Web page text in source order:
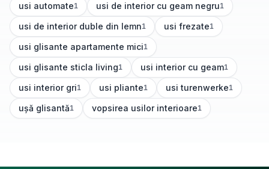
usi automate
(1articole) 1 usi de interior cu geam negru
(1articole) 1
usi de interior duble din lemn
(1articole) 1 usi frezate
(1articole) 1
usi glisante apartamente mici
(1articole) 1
usi glisante sticla living
(1articole) 1 usi interior cu geam
(1articole) 1
usi interior gri
(1articole) 1 usi pliante
(1articole)1 usi turenwerke
(1articole) 1
ușă glisantă
(1articole) 1 vopsirea usilor interioare
(1articole) 1